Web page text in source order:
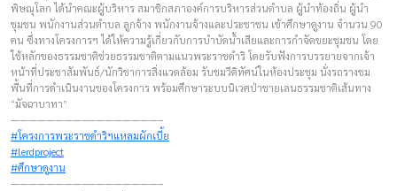
พิษณุโลก ได้นำคณะผู้บริหาร สมาชิกสภาองค์การบริหารส่วนตำบล ผู้นำท้องถิ่น ผู้นำ
ชุมชน พนักงานส่วนตำบล ลูกจ้าง พนักงานจ้างและประชาชน เข้าศึกษาดูงาน จำนวน 90
คน ซึ่งทางโครงการฯ ได้ให้ความรู้เกี่ยวกับการบำบัดน้ำเสียและการกำจัดขยะชุมชน โดย
ใช้หลักของธรรมชาติช่วยธรรมชาติตามแนวพระราชดำริ โดยรับฟังการบรรยายจากเจ้า
หน้าที่ประชาสัมพันธ์/นักวิชาการสิ่งแวดล้อม รับชมวีดิทัศน์ในห้องประชุม นั่งรถรางชม
พื้นที่การดำเนินงานของโครงการ พร้อมศึกษาระบบนิเวศป่าชายเลนธรรมชาติเส้นทาง
“มัจฉาบาทา”
————————–————————–
#โครงการพระราชดำริฯแหลมผักเบี้ย
#lerdproject
#ศึกษาดูงาน
————————–————————–